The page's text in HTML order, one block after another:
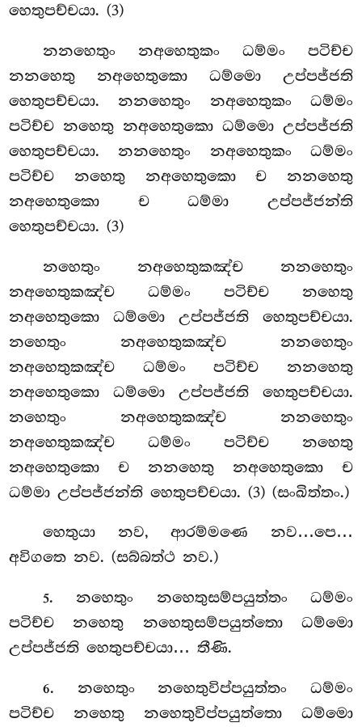
හෙතුපච්චයා. (3)
නනහෙතුං නඅහෙතුකං ධම්මං පටිච්ච
නනහෙතු නඅහෙතුකො ධම්මො උප්පජ්ජති
හෙතුපච්චයා. නනහෙතුං නඅහෙතුකං ධම්මං
පටිච්ච නහෙතු නඅහෙතුකො ධම්මො උප්පජ්ජති
හෙතුපච්චයා. නනහෙතුං නඅහෙතුකං ධම්මං
පටිච්ච නහෙතු නඅහෙතුකො ච නනහෙතු
නඅහෙතුකො ච ධම්මා උප්පජ්ජන්ති
හෙතුපච්චයා. (3)
නහෙතුං නඅහෙතුකඤ්ච නනහෙතුං
නඅහෙතුකඤ්ච ධම්මං පටිච්ච නහෙතු
නඅහෙතුකො ධම්මො උප්පජ්ජති හෙතුපච්චයා.
නහෙතුං නඅහෙතුකඤ්ච නනහෙතුං
නඅහෙතුකඤ්ච ධම්මං පටිච්ච නනහෙතු
නඅහෙතුකො ධම්මො උප්පජ්ජති හෙතුපච්චයා.
නහෙතුං නඅහෙතුකඤ්ච නනහෙතුං
නඅහෙතුකඤ්ච ධම්මං පටිච්ච නහෙතු
නඅහෙතුකො ච නනහෙතු නඅහෙතුකො ච
ධම්මා උප්පජ්ජන්ති හෙතුපච්චයා. (3) (සංඛිත්තං.)
හෙතුයා නව, ආරම්මණෙ නව…පෙ…
අවිගතෙ නව. (සබ්බත්ථ නව.)
5. නහෙතුං නහෙතුසම්පයුත්තං ධම්මං
පටිච්ච නහෙතු නහෙතුසම්පයුත්තො ධම්මො
උප්පජ්ජති හෙතුපච්චයා… තීණි.
6. නහෙතුං නහෙතුවිප්පයුත්තං ධම්මං
පටිච්ච නහෙතු නහෙතුවිප්පයුත්තො ධම්මො